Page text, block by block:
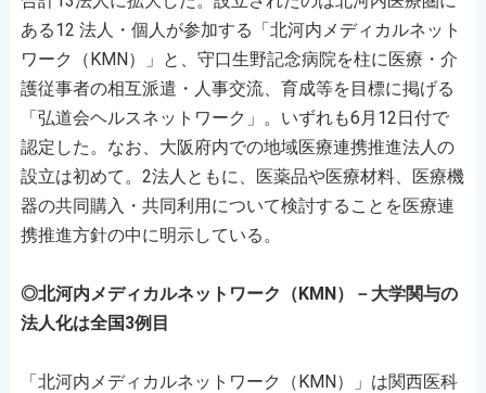
ある12 法人・個人が参加する「北河内メディカルネット
ワーク（KMN）」と、守口生野記念病院を柱に医療・介
護従事者の相互派遣・人事交流、育成等を目標に掲げる
「弘道会ヘルスネットワーク」。いずれも6月12日付で
認定した。なお、大阪府内での地域医療連携推進法人の
設立は初めて。2法人ともに、医薬品や医療材料、医療機
器の共同購入・共同利用について検討することを医療連
携推進方針の中に明示している。
◎北河内メディカルネットワーク（KMN）－大学関与の
法人化は全国3例目
「北河内メディカルネットワーク（KMN）」は関西医科